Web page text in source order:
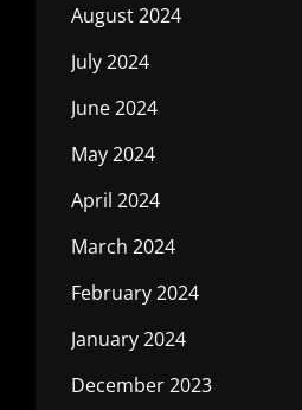
August 2024
July 2024
June 2024
May 2024
April 2024
March 2024
February 2024
January 2024
December 2023